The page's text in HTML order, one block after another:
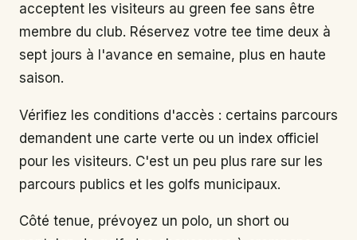
acceptent les visiteurs au green fee sans être
membre du club. Réservez votre tee time deux à
sept jours à l'avance en semaine, plus en haute
saison.
Vérifiez les conditions d'accès : certains parcours
demandent une carte verte ou un index officiel
pour les visiteurs. C'est un peu plus rare sur les
parcours publics et les golfs municipaux.
Côté tenue, prévoyez un polo, un short ou